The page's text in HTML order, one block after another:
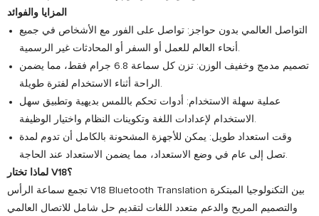
المزايا والفوائد
التواصل العالمي بدون حواجز: تواصل على الفور مع الأشخاص في جميع
أنحاء العالم للعمل أو السفر أو المحادثات غير الرسمية.
تصميم مدمج وخفيف الوزن: تزن كل سماعة 6.8 جرام فقط، مما يضمن
الراحة أثناء الاستخدام لفترة طويلة.
عملية سهلة الاستخدام: أدوات تحكم باللمس بديهية وتطبيق سهل
الاستخدام لإعدادات اللغة وتكوينات النظام واختيار الوظيفة.
وقت استعداد طويل: يمكن للأجهزة المشحونة بالكامل أن تدوم لمدة
تصل إلى عام في وضع الاستعداد، مما يضمن الاستعداد عند الحاجة.
لماذا تختار V18؟
تجمع سماعة الرأس V18 Bluetooth Translation بين التكنولوجيا المبتكرة
والتصميم المريح والدعم متعدد اللغات لتقديم حل شامل للاتصال العالمي